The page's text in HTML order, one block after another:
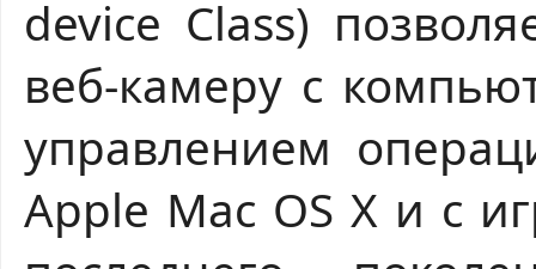
device Class)
веб-камеру с
управлением
Apple Mac OS X и с